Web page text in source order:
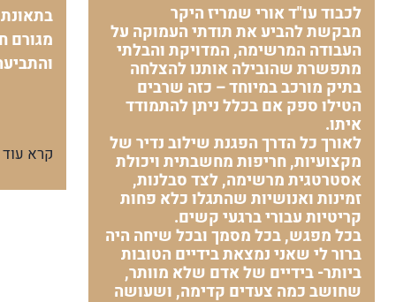
לכבוד עו"ד אורי שמריז היקר
מבקשת להביע את תודתי העמוקה על
העבודה המרשימה, המדויקת והבלתי
מתפשרת שהובילה אותנו להצלחה
בתיק מורכב במיוחד – כזה שרבים
הטילו ספק אם בכלל ניתן להתמודד
איתו.
לאורך כל הדרך הפגנת שילוב נדיר של
מקצועיות, חריפות מחשבתית ויכולת
אסטרטגית מרשימה, לצד סבלנות,
זמינות ואנושיות שהתגלו כלא פחות
קריטיות עבורי ברגעי קשים.
בכל מפגש, בכל מסמך ובכל שיחה היה
ברור לי שאני נמצאת בידיים הטובות
ביותר- בידיים של אדם שלא מוותר,
שחושב כמה צעדים קדימה, ושעושה
מגורם
קרא עוד